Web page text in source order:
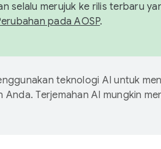
selalu merujuk ke rilis terbaru
pada AOSP.
teknologi AI untuk
Terjemahan AI mungkin